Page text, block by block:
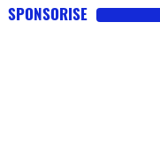
SPONSORISE